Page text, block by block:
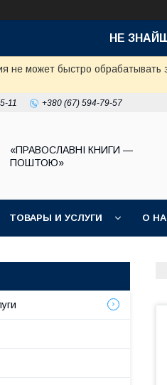
НЕ
не может быстро
11 +380 (67) 594-79-57
«ПРАВОСЛАВНІ КНИГИ —
ПОШТОЮ»
ТОВАРЫ И УСЛУГИ О